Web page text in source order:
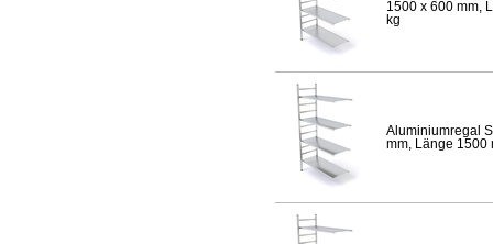
1500 x 600 mm,
kg
Aluminiumregal
mm, Länge 1500